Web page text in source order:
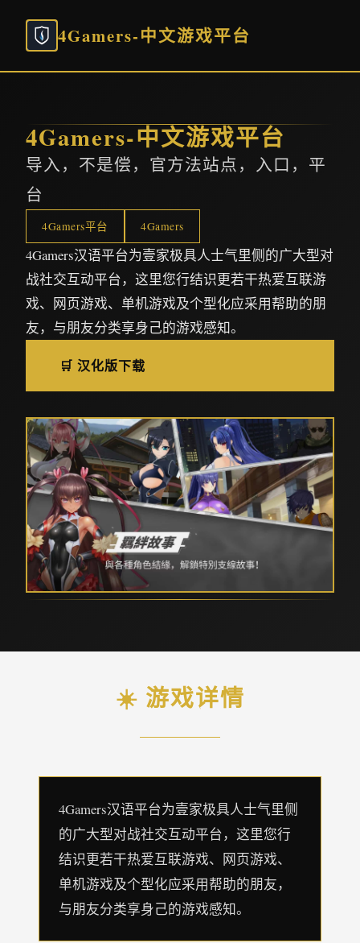
4Gamers-中文游戏平台
4Gamers-中文游戏平台
导入，不是偿，官方法站点，入口，平
台
4Gamers平台 4Gamers
4Gamers汉语平台为壹家极具人士气里侧的广大型对
战社交互动平台，这里您行结识更若干热爱互联游
戏、网页游戏、单机游戏及个型化应采用帮助的朋
友，与朋友分类享身己的游戏感知。
🛒 汉化版下载
☀️ 游戏详情
4Gamers汉语平台为壹家极具人士气里侧
的广大型对战社交互动平台，这里您行
结识更若干热爱互联游戏、网页游戏、
单机游戏及个型化应采用帮助的朋友，
与朋友分类享身己的游戏感知。